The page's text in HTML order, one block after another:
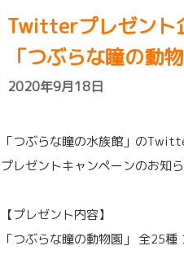
Twitterプレゼント
「つぶらな瞳の動
2020年9月18日
「つぶらな瞳の水族館」の
プレゼントキャンペーンのお知ら
【プレゼント内容】
「つぶらな瞳の動物園」 全25